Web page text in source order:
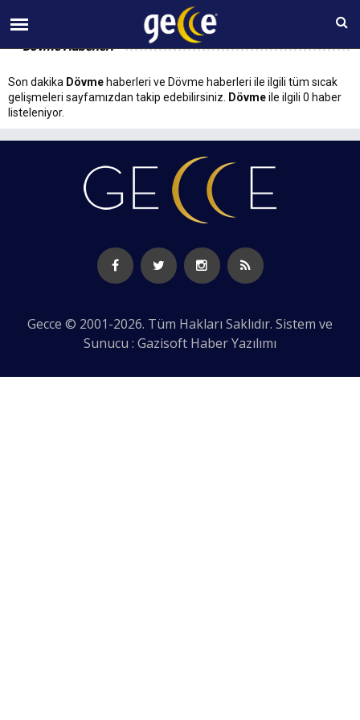
09 AĞUSTOS Pazar 01:03
Dövme Haberleri
Son dakika Dövme haberleri ve Dövme haberleri ile ilgili tüm sıcak
gelişmeleri sayfamızdan takip edebilirsiniz.
Dövmeile ilgili 0 haber
listeleniyor.
Gecce © 2001-2026. Tüm Hakları Saklıdır. Sistem ve
Sunucu : Gazisoft Haber Yazılımı